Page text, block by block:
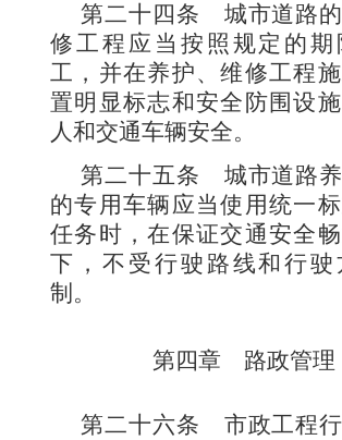
第二十四条 城市道路
修工程应当按照规定的期
工，并在养护、维修工程
置明显标志和安全防围设
人和交通车辆安全。
第二十五条 城市道路
的专用车辆应当使用统一
任务时，在保证交通安全
下，不受行驶路线和行驶
制。
第四章 路政管理
第二十六条 市政工程